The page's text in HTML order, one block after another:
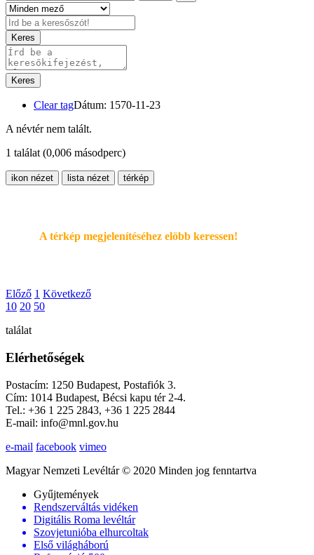
Keres
Keres
Clear tagDátum: 1570-11-23
A névtér nem talált.
1 találat (0,006 másodperc)
ikon nézet lista nézet térkép
A térkép megjelenítéséhez elöbb keressen!
Előző 1 Következő
10 20 50
találat
Elérhetőségek
Postacím: 1250 Budapest, Postafiók 3.
Cím: 1014 Budapest, Bécsi kapu tér 2-4.
Tel.: +36 1 225 2843, +36 1 225 2844
E-mail: info@mnl.gov.hu
e-mail facebook vimeo
Magyar Nemzeti Levéltár © 2020 Minden jog fenntartva
Gyűjtemények
Rendszerváltás vidéken
Digitális Roma levéltár
Szovjetunióba elhurcoltak
Első világháború